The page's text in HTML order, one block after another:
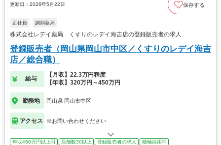
更新日：2026年5月22日 保存する
正社員 調剤薬局
株式会社レデイ薬局 くすりのレデイ海吉店の登録販売者の求人
登録販売者（岡山県岡山市中区／くすりのレデイ海吉
店／総合職）
給与
【月収】22.3万円程度
【年収】320万円～450万円
勤務地 岡山県 岡山市中区
アクセス ※お問い合わせください
年収450万円以上可 店舗数30以上 登録販売者の求人 積極採用中